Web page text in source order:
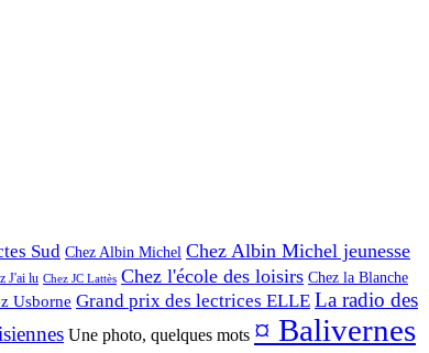
Sud Chez Albin Michel Chez Albin Michel jeunesse
J'ai lu Chez JC Lattès Chez l'école des loisirs Chez la Blanche
Usborne Grand prix des lectrices ELLE La radio des
Une photo, quelques mots ¤ Balivernes